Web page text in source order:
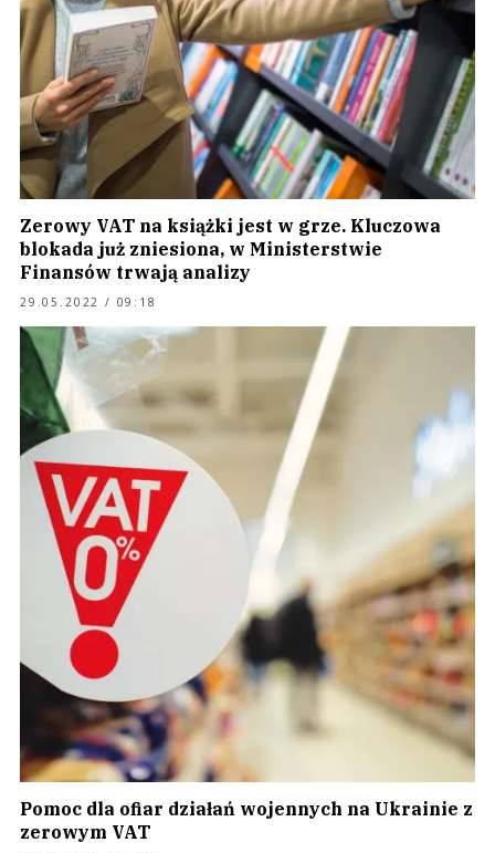
Zerowy VAT na książki jest w grze. Kluczowa
blokada już zniesiona, w Ministerstwie
Finansów trwają analizy
29.05.2022 / 09:18
Pomoc dla ofiar działań wojennych na Ukrainie z
zerowym VAT